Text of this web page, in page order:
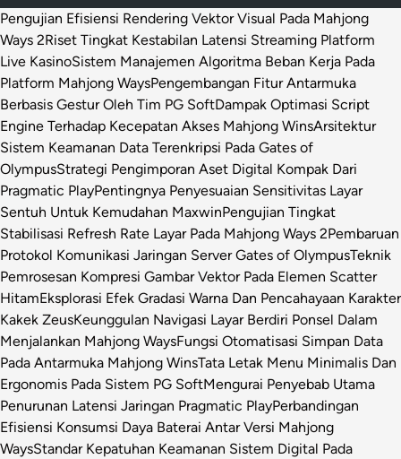
Pengujian Efisiensi Rendering Vektor Visual Pada Mahjong
Ways 2Riset Tingkat Kestabilan Latensi Streaming Platform
Live KasinoSistem Manajemen Algoritma Beban Kerja Pada
Platform Mahjong WaysPengembangan Fitur Antarmuka
Berbasis Gestur Oleh Tim PG SoftDampak Optimasi Script
Engine Terhadap Kecepatan Akses Mahjong WinsArsitektur
Sistem Keamanan Data Terenkripsi Pada Gates of
OlympusStrategi Pengimporan Aset Digital Kompak Dari
Pragmatic PlayPentingnya Penyesuaian Sensitivitas Layar
Sentuh Untuk Kemudahan MaxwinPengujian Tingkat
Stabilisasi Refresh Rate Layar Pada Mahjong Ways 2Pembaruan
Protokol Komunikasi Jaringan Server Gates of OlympusTeknik
Pemrosesan Kompresi Gambar Vektor Pada Elemen Scatter
HitamEksplorasi Efek Gradasi Warna Dan Pencahayaan Karakter
Kakek ZeusKeunggulan Navigasi Layar Berdiri Ponsel Dalam
Menjalankan Mahjong WaysFungsi Otomatisasi Simpan Data
Pada Antarmuka Mahjong WinsTata Letak Menu Minimalis Dan
Ergonomis Pada Sistem PG SoftMengurai Penyebab Utama
Penurunan Latensi Jaringan Pragmatic PlayPerbandingan
Efisiensi Konsumsi Daya Baterai Antar Versi Mahjong
WaysStandar Kepatuhan Keamanan Sistem Digital Pada